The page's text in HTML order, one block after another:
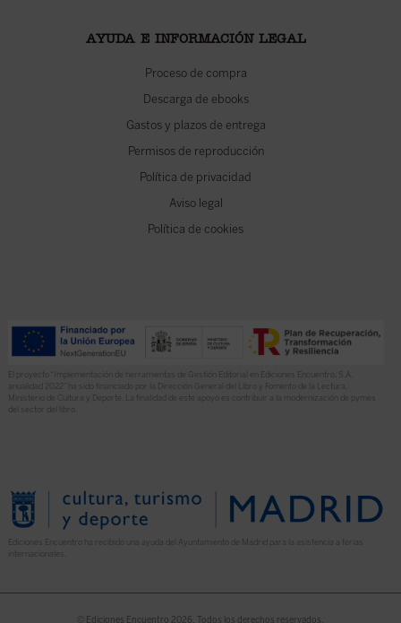
AYUDA E INFORMACIÓN LEGAL
Proceso de compra
Descarga de ebooks
Gastos y plazos de entrega
Permisos de reproducción
Política de privacidad
Aviso legal
Política de cookies
El proyecto “Implementación de herramientas de Gestión Editorial en Ediciones Encuentro, S.A.
anualidad 2022” ha sido financiado por la Dirección General del Libro y Fomento de la Lectura,
Ministerio de Cultura y Deporte. La finalidad de este apoyo es contribuir a la modernización de pymes
del sector del libro.
Ediciones Encuentro ha recibido una ayuda del Ayuntamiento de Madrid para la asistencia a ferias
© Ediciones Encuentro 2026. Todos los derechos reservados.